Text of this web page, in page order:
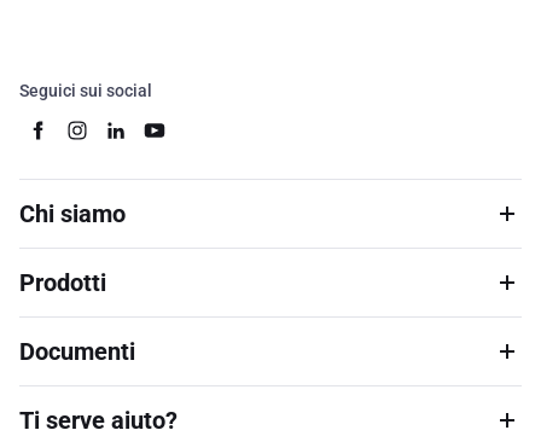
Seguici sui social
Chi siamo
Prodotti
Documenti
Ti serve aiuto?